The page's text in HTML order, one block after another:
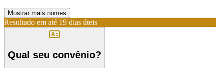
Mostrar mais nomes
Resultado em até 19 dias úteis
Qual seu convênio?